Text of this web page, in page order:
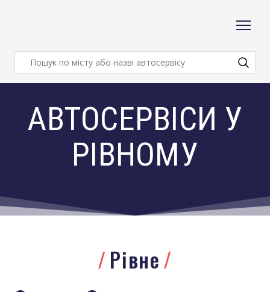
АВТОСЕРВІСИ У
РІВНОМУ
Рівне